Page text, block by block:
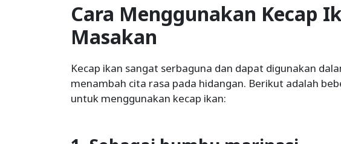
Cara Menggunakan Kecap
Masakan
Kecap ikan sangat serbaguna dan dapat digunakan
menambah cita rasa pada hidangan. Berikut adalah
untuk menggunakan kecap ikan: